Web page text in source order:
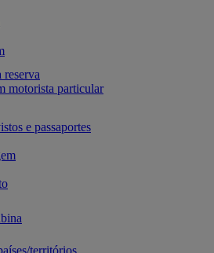
reserva
motorista particular
e passaportes
territórios